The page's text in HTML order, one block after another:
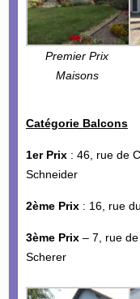
Premier Prix
Maisons
Catégorie Balcons
1er Prix: 46, rue de
Schneider
2ème Prix: 16, rue
3ème Prix– 7, rue de
Scherer